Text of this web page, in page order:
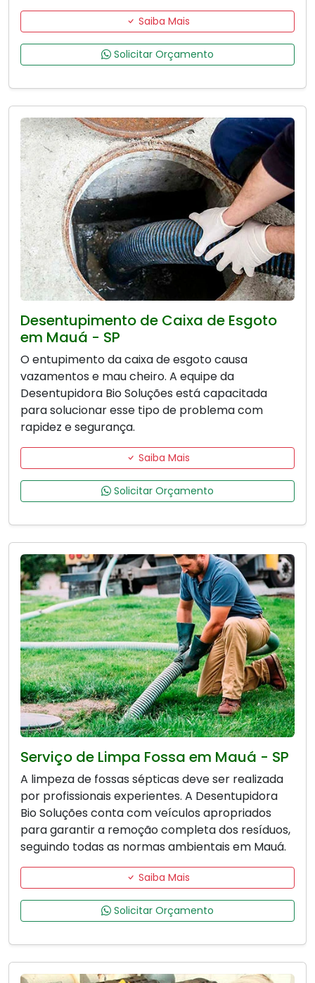
Saiba Mais
Solicitar Orçamento
Desentupimento de Caixa de Esgoto
em Mauá - SP
O entupimento da caixa de esgoto causa
vazamentos e mau cheiro. A equipe da
Desentupidora Bio Soluções está capacitada
para solucionar esse tipo de problema com
rapidez e segurança.
Saiba Mais
Solicitar Orçamento
Serviço de Limpa Fossa em Mauá - SP
A limpeza de fossas sépticas deve ser realizada
por profissionais experientes. A Desentupidora
Bio Soluções conta com veículos apropriados
para garantir a remoção completa dos resíduos,
seguindo todas as normas ambientais em Mauá.
Saiba Mais
Solicitar Orçamento